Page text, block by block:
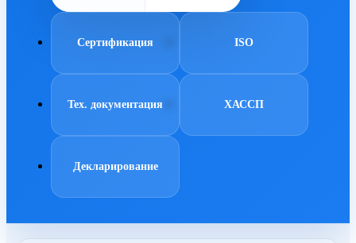
Сертификация ISO
Тех. документация ХАССП
Декларирование